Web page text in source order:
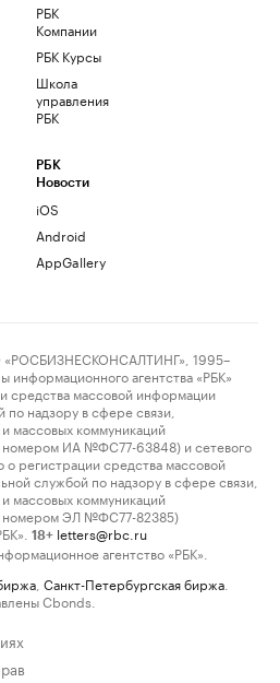
РБК
Компании
РБК Курсы
Школа
управления
РБК
РБК
Новости
iOS
Android
AppGallery
1995–
агентства «РБК»
средства массовой информации
надзору в сфере связи,
массовых коммуникаций
номером ИА №ФС77-63848) и сетевого
о регистрации средства массовой
службой по надзору в сфере связи,
массовых коммуникаций
номером ЭЛ №ФС77-82385)
18+ letters@rbc.ru
агентство «РБК».
Санкт-Петербургская биржа
Cbonds.